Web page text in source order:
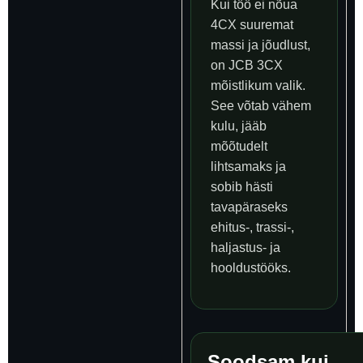
Kui töö ei nõua
4CX suuremat
massi ja jõudlust,
on JCB 3CX
mõistlikum valik.
See võtab vähem
kulu, jääb
mõõtudelt
lihtsamaks ja
sobib hästi
tavapäraseks
ehitus-, trassi-,
haljastus- ja
hooldustööks.